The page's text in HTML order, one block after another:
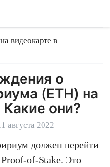
видеокарте в
о
(ETH) на
они?
августа 2022
должен перейти
Proof-of-Stake. Это